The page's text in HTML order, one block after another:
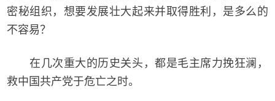
密秘组织，想要发展壮大起来并取得胜利，是多么的
不容易？
在几次重大的历史关头，都是毛主席力挽狂澜，
救中国共产党于危亡之时。